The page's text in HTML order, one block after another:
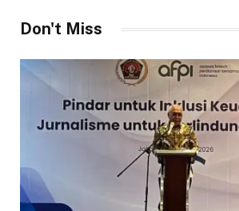
Don't Miss